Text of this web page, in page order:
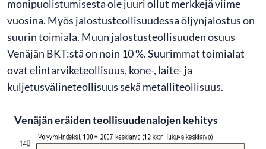
monipuolistumisesta ole juuri ollut merkkejä viime
vuosina. Myös jalostusteollisuudessa öljynjalostus on
suurin toimiala. Muun jalostusteollisuuden osuus
Venäjän BKT:stä on noin 10 %. Suurimmat toimialat
ovat elintarviketeollisuus, kone-, laite- ja
kuljetusvälineteollisuus sekä metalliteollisuus.
Venäjän eräiden teollisuudenalojen kehitys